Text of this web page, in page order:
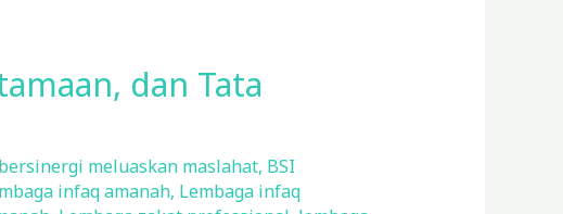
dan Tata
bersinergi meluaskan maslahat, BSI
infaq amanah, Lembaga infaq